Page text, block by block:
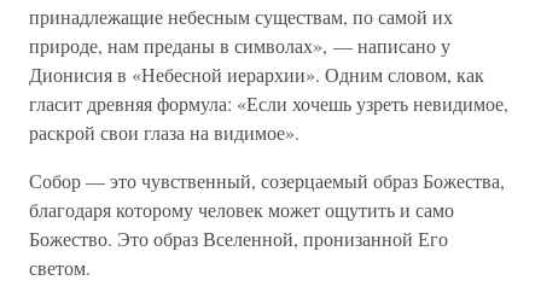
принадлежащие небесным существам, по самой их
природе, нам преданы в символах», — написано у
Дионисия в «Небесной иерархии». Одним словом, как
гласит древняя формула: «Если хочешь узреть невидимое,
раскрой свои глаза на видимое».
Собор — это чувственный, созерцаемый образ Божества,
благодаря которому человек может ощутить и само
Божество. Это образ Вселенной, пронизанной Его
светом.